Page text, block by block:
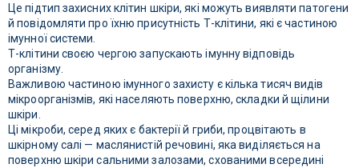
Це підтип захисних клітин шкіри, які можуть виявляти патогени
й повідомляти про їхню присутність Т-клітини, які є частиною
імунної системи.
Т-клітини своєю чергою запускають імунну відповідь
організму.
Важливою частиною імунного захисту є кілька тисяч видів
мікроорганізмів, які населяють поверхню, складки й щілини
шкіри.
Ці мікроби, серед яких є бактерії й гриби, процвітають в
шкірному салі — маслянистій речовині, яка виділяється на
поверхню шкіри сальними залозами, схованими всередині